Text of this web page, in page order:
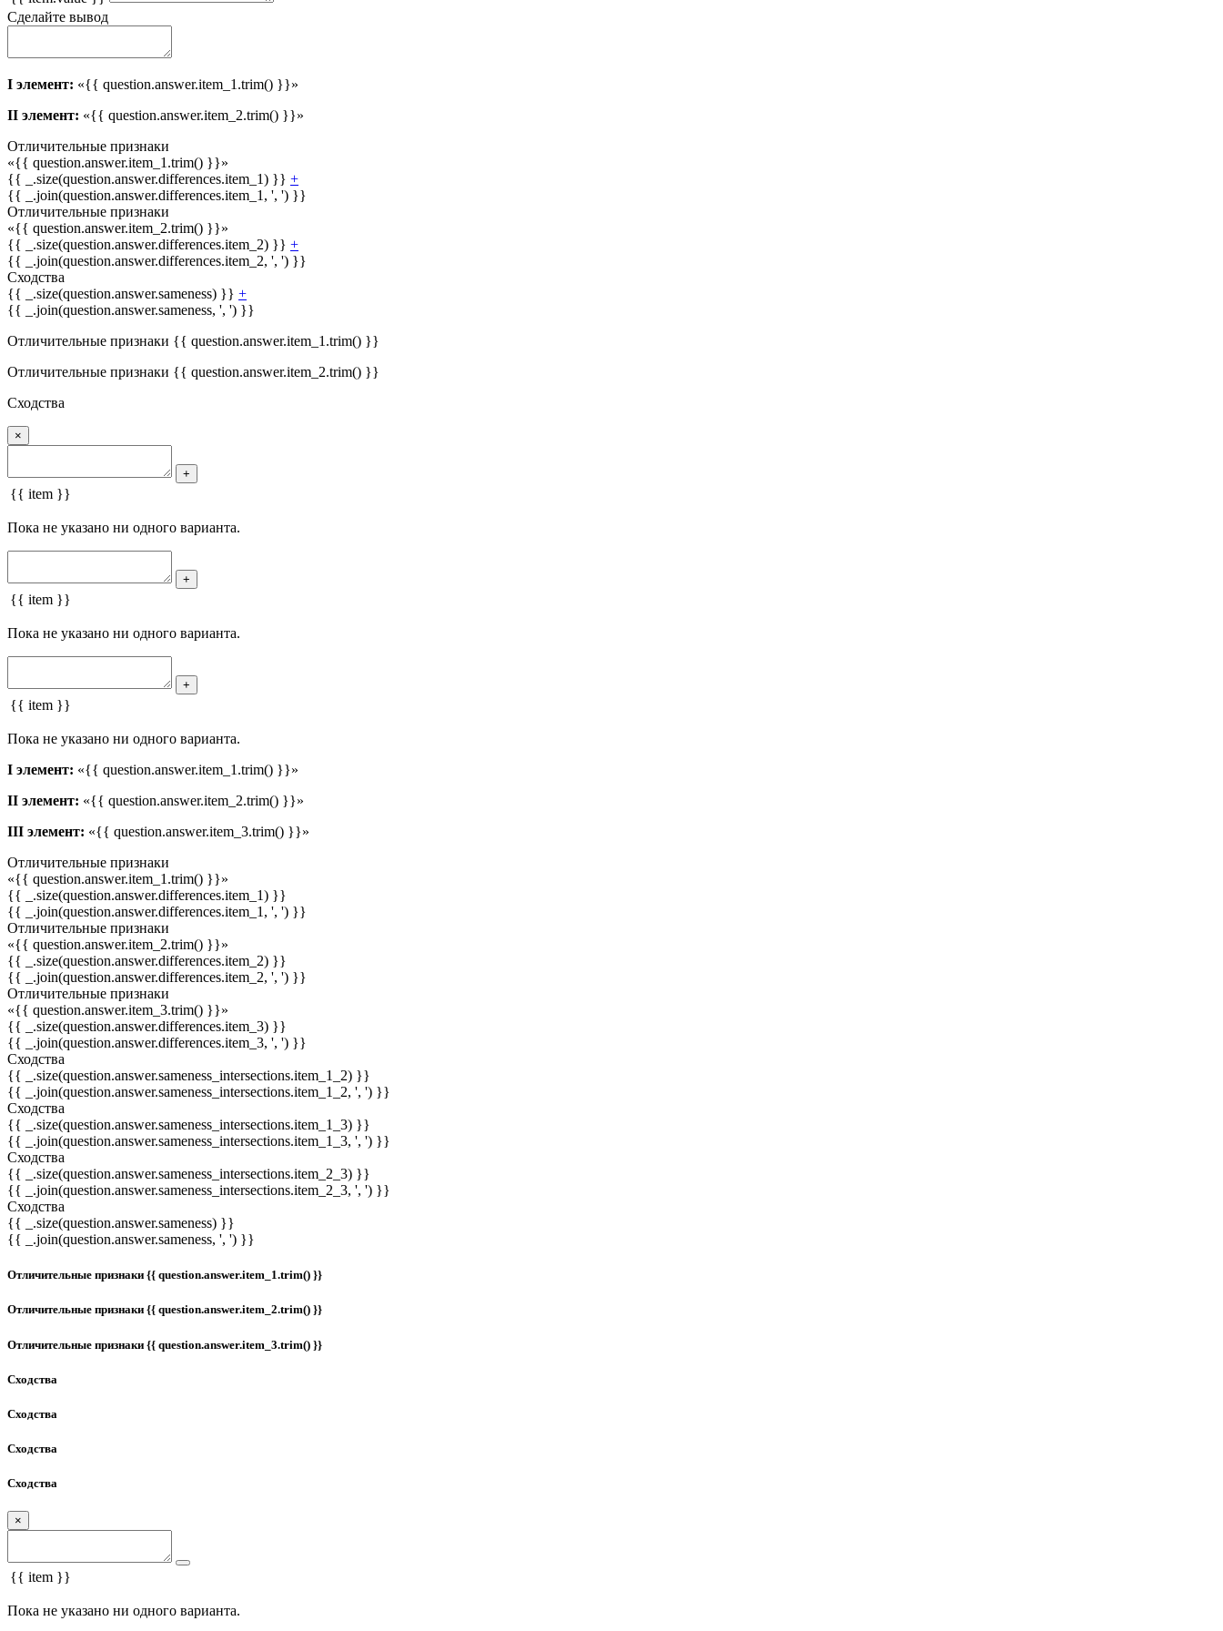
Сделайте вывод
I элемент: «{{ question.answer.item_1.trim() }}»
II элемент: «{{ question.answer.item_2.trim() }}»
Отличительные признаки
«{{ question.answer.item_1.trim() }}»
{{ _.size(question.answer.differences.item_1) }} +
{{ _.join(question.answer.differences.item_1, ', ') }}
Отличительные признаки
«{{ question.answer.item_2.trim() }}»
{{ _.size(question.answer.differences.item_2) }} +
{{ _.join(question.answer.differences.item_2, ', ') }}
Сходства
{{ _.size(question.answer.sameness) }} +
{{ _.join(question.answer.sameness, ', ') }}
Отличительные признаки {{ question.answer.item_1.trim() }}
Отличительные признаки {{ question.answer.item_2.trim() }}
Сходства
×
+
{{ item }}
Пока не указано ни одного варианта.
+
{{ item }}
Пока не указано ни одного варианта.
+
{{ item }}
Пока не указано ни одного варианта.
I элемент: «{{ question.answer.item_1.trim() }}»
II элемент: «{{ question.answer.item_2.trim() }}»
III элемент: «{{ question.answer.item_3.trim() }}»
Отличительные признаки
«{{ question.answer.item_1.trim() }}»
{{ _.size(question.answer.differences.item_1) }}
{{ _.join(question.answer.differences.item_1, ', ') }}
Отличительные признаки
«{{ question.answer.item_2.trim() }}»
{{ _.size(question.answer.differences.item_2) }}
{{ _.join(question.answer.differences.item_2, ', ') }}
Отличительные признаки
«{{ question.answer.item_3.trim() }}»
{{ _.size(question.answer.differences.item_3) }}
{{ _.join(question.answer.differences.item_3, ', ') }}
Сходства
{{ _.size(question.answer.sameness_intersections.item_1_2) }}
{{ _.join(question.answer.sameness_intersections.item_1_2, ', ') }}
Сходства
{{ _.size(question.answer.sameness_intersections.item_1_3) }}
{{ _.join(question.answer.sameness_intersections.item_1_3, ', ') }}
Сходства
{{ _.size(question.answer.sameness_intersections.item_2_3) }}
{{ _.join(question.answer.sameness_intersections.item_2_3, ', ') }}
Сходства
{{ _.size(question.answer.sameness) }}
{{ _.join(question.answer.sameness, ', ') }}
Отличительные признаки {{ question.answer.item_1.trim() }}
Отличительные признаки {{ question.answer.item_2.trim() }}
Отличительные признаки {{ question.answer.item_3.trim() }}
Сходства
Сходства
Сходства
Сходства
×
{{ item }}
Пока не указано ни одного варианта.